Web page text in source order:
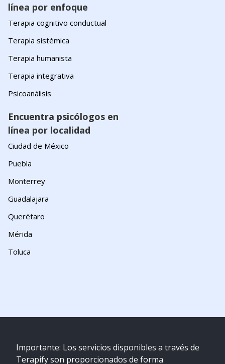
línea por enfoque
Terapia cognitivo conductual
Terapia sistémica
Terapia humanista
Terapia integrativa
Psicoanálisis
Encuentra psicólogos en
línea por localidad
Ciudad de México
Puebla
Monterrey
Guadalajara
Querétaro
Mérida
Toluca
Importante: Los servicios disponibles a través de
Terapify son proporcionados de forma